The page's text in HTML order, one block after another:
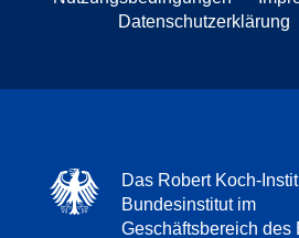
Datenschutzerklärung
Das Robert Koch-
Bundesinstitut im
Geschäftsbereich des